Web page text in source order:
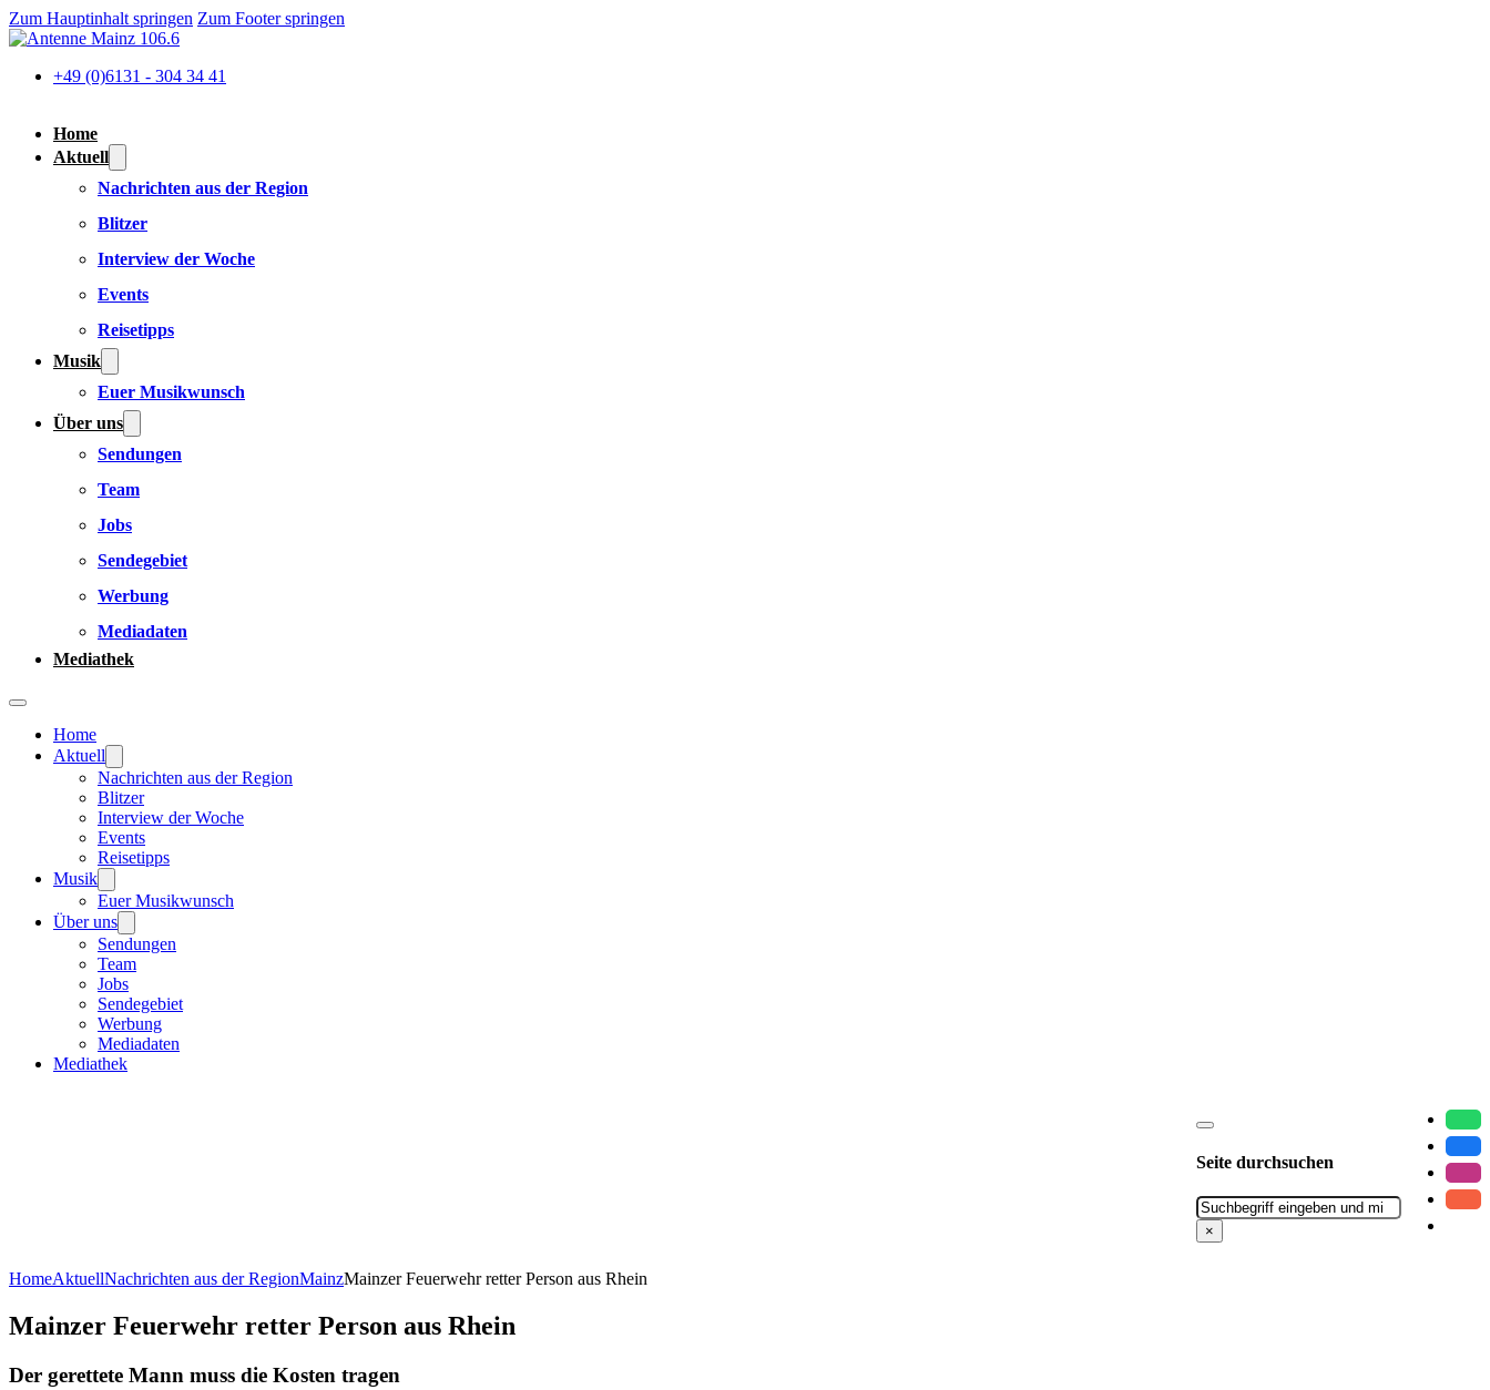
Zum Hauptinhalt springen Zum Footer springen
+49 (0)6131 - 304 34 41
Home
Aktuell
Nachrichten aus der Region
Blitzer
Interview der Woche
Events
Reisetipps
Musik
Euer Musikwunsch
Über uns
Sendungen
Team
Jobs
Sendegebiet
Werbung
Mediadaten
Mediathek
Home
Aktuell
Nachrichten aus der Region
Blitzer
Interview der Woche
Events
Reisetipps
Musik
Euer Musikwunsch
Über uns
Sendungen
Team
Jobs
Sendegebiet
Werbung
Mediadaten
Mediathek
Seite durchsuchen
Suchen
×
HomeAktuellNachrichten aus der RegionMainzMainzer Feuerwehr retter Person aus Rhein
Mainzer Feuerwehr retter Person aus Rhein
Der gerettete Mann muss die Kosten tragen